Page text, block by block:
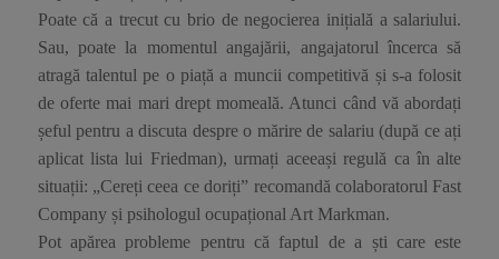
Poate că a trecut cu brio de negocierea inițială a salariului.
Sau, poate la momentul angajării, angajatorul încerca să
atragă talentul pe o piață a muncii competitivă și s-a folosit
de oferte mai mari drept momeală. Atunci când vă abordați
șeful pentru a discuta despre o mărire de salariu (după ce ați
aplicat lista lui Friedman), urmați aceeași regulă ca în alte
situații: „Cereți ceea ce doriți” recomandă colaboratorul Fast
Company și psihologul ocupațional Art Markman.
Pot apărea probleme pentru că faptul de a ști care este